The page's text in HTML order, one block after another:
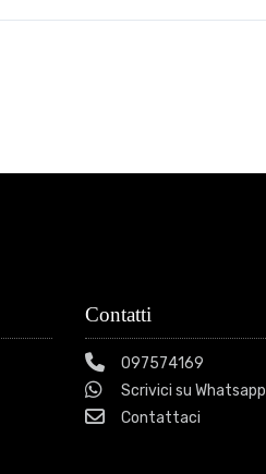
Contatti
097574169
Scrivici su Whatsapp
Contattaci